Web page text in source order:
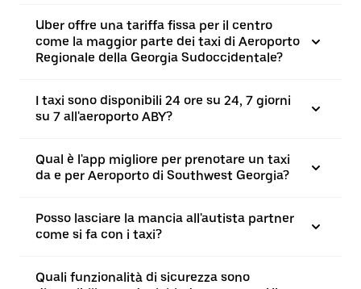
Uber offre una tariffa fissa per il centro
come la maggior parte dei taxi di Aeroporto
Regionale della Georgia Sudoccidentale?
I taxi sono disponibili 24 ore su 24, 7 giorni
su 7 all'aeroporto ABY?
Qual è l'app migliore per prenotare un taxi
da e per Aeroporto di Southwest Georgia?
Posso lasciare la mancia all'autista partner
come si fa con i taxi?
Quali funzionalità di sicurezza sono